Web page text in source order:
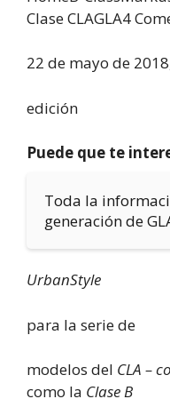
Clase CLAGLA4
22 de mayo de
edición
Puede que te
Toda la
generación de
UrbanStyle
para la serie de
modelos del CLA –
como la Clase B